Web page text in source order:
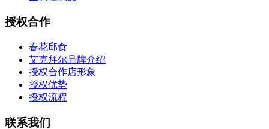
授权合作
春花邱食
艾克拜尔品牌介绍
授权合作店形象
授权优势
授权流程
联系我们